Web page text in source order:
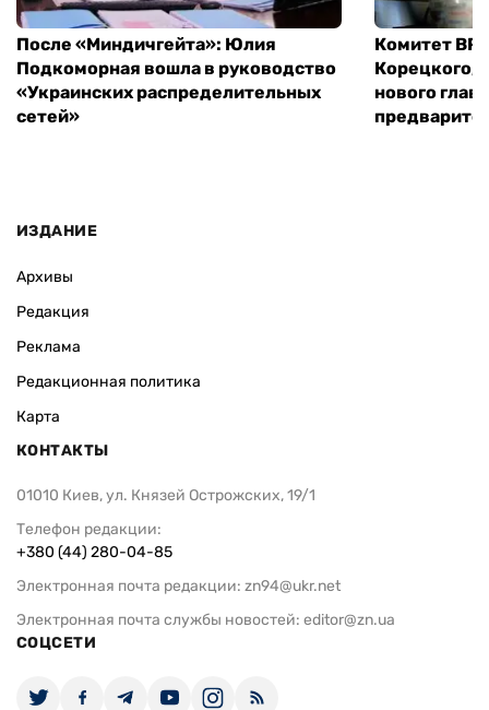
После «Миндичгейта»: Юлия
Подкоморная вошла в руководство
«Украинских распределительных
сетей»
Комитет ВР
Корецкого,
нового
ИЗДАНИЕ
Архивы
Редакция
Реклама
Редакционная политика
Карта
КОНТАКТЫ
01010 Киев, ул. Князей Острожских, 19/1
Телефон редакции:
+380 (44) 280-04-85
Электронная почта редакции: zn94@ukr.net
Электронная почта службы новостей: editor@zn.ua
СОЦСЕТИ